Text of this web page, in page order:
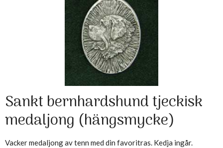
Sankt bernhardshund tjeckisk
medaljong (hängsmycke)
Vacker medaljong av tenn med din favoritras. Kedja ingår.